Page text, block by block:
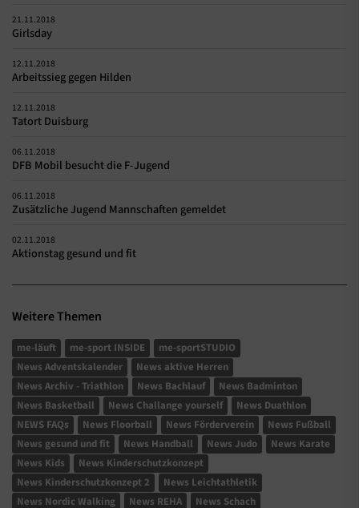
21.11.2018
Girlsday
12.11.2018
Arbeitssieg gegen Hilden
12.11.2018
Tatort Duisburg
06.11.2018
DFB Mobil besucht die F-Jugend
06.11.2018
Zusätzliche Jugend Mannschaften gemeldet
02.11.2018
Aktionstag gesund und fit
Weitere Themen
me-läuft me-sport INSIDE
me-sportSTUDIO
News Adventskalender
News aktive Herren
News Archiv - Triathlon
News Bachlauf
News Badminton
News Basketball
News Challange yourself
News Duathlon
NEWS FAQs
News Floorball News Förderverein
News Fußball
News gesund und fit
News Handball News Judo
News Karate
News Kids
News Kinderschutzkonzept
News Kinderschutzkonzept 2
News Leichtathletik
News Nordic Walking
News REHA News Schach